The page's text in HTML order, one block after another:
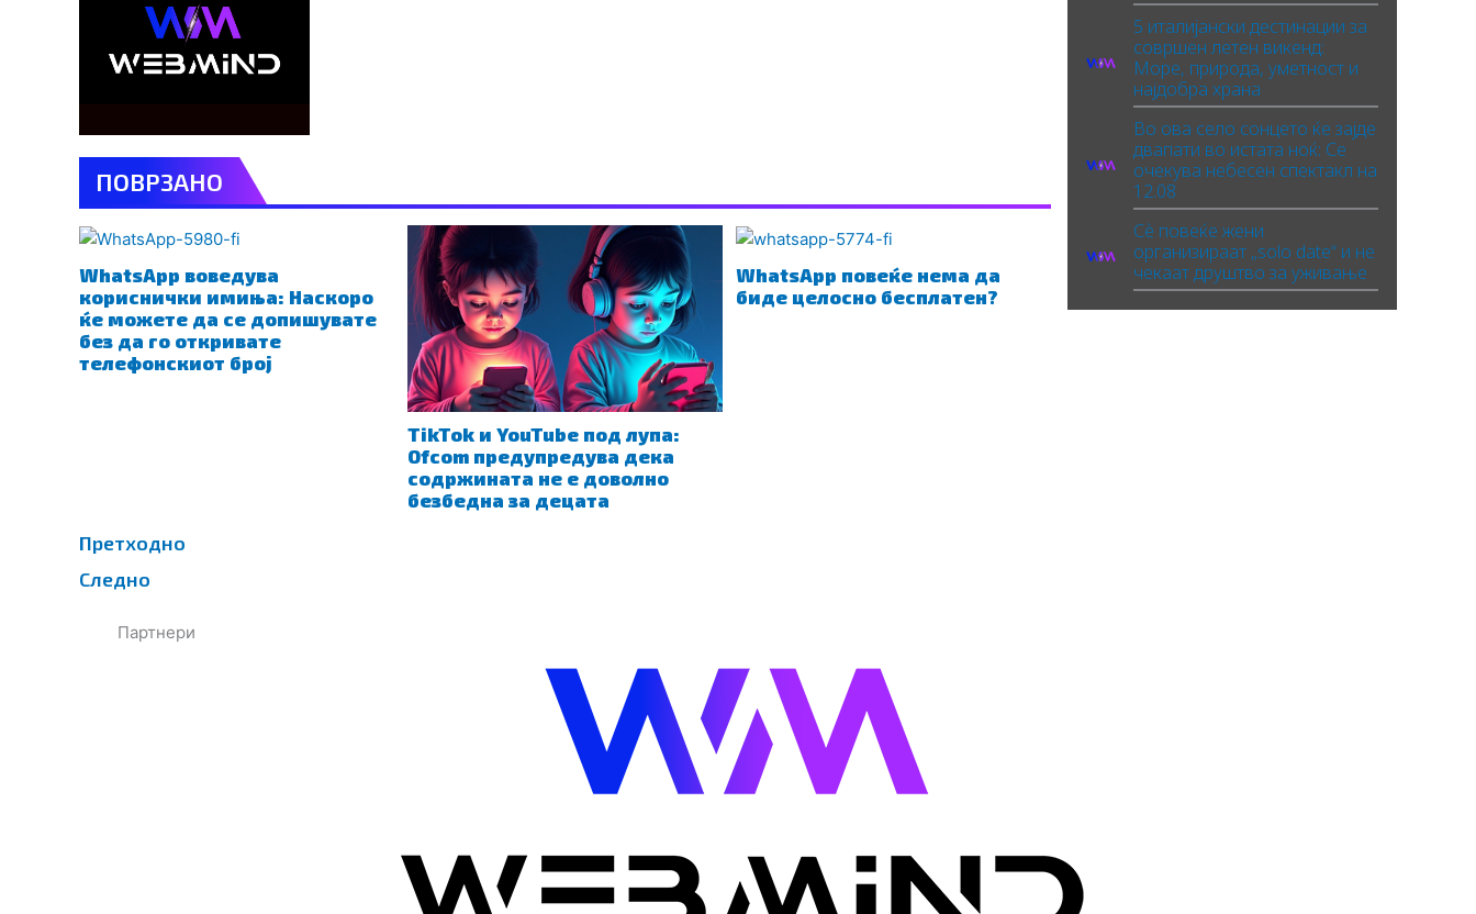
ПОВРЗАНО
WhatsApp воведува
кориснички имиња: Наскоро
ќе можете да се допишувате
без да го откривате
телефонскиот број
TikTok и YouTube под лупа:
Ofcom предупредува дека
содржината не е доволно
безбедна за децата
WhatsApp повеќе нема да
биде целосно бесплатен?
Претходно
Следно
5 италијански дестинации за
совршен летен викенд:
Море, природа, уметност и
најдобра храна
Во ова село сонцето ќе зајде
двапати во истата ноќ: Се
очекува небесен спектакл на
12.08
Сè повеќе жени
организираат „solo date“ и не
чекаат друштво за уживање
Партнери